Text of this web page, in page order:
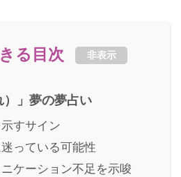
る目次 非表示
）」夢の夢占い
すサイン
っている可能性
ケーション不足を示唆